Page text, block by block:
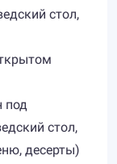
стол,
под
стол,
десерты)